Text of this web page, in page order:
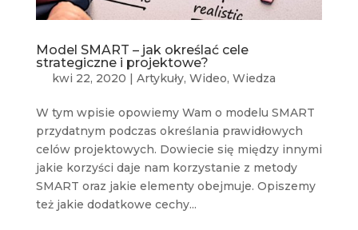
Model SMART – jak określać cele
strategiczne i projektowe?
kwi 22, 2020 | Artykuły, Wideo, Wiedza
W tym wpisie opowiemy Wam o modelu SMART
przydatnym podczas określania prawidłowych
celów projektowych. Dowiecie się między innymi
jakie korzyści daje nam korzystanie z metody
SMART oraz jakie elementy obejmuje. Opiszemy
też jakie dodatkowe cechy...